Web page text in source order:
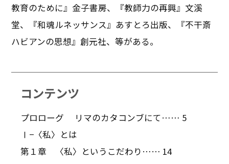
教育のために』金子書房、『教師力の再興』文溪
堂、『和魂ルネッサンス』あすとろ出版、『不干斎
ハビアンの思想』創元社、等がある。
コンテンツ
プロローグ リマのカタコンブにて…… 5
Ⅰ−〈私〉とは
第１章 〈私〉というこだわり…… 14